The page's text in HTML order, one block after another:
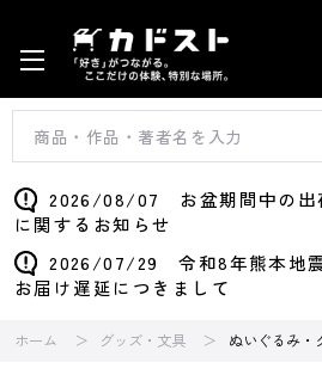
2026/08/07 お盆期間中の出
に関するお知らせ
2026/07/29 令和8年熊本地
お届け遅延につきまして
ホーム グッズ・文具 ぬいぐるみ・